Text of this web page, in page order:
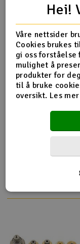
Raketter
Solenergi
Verktøy,
XR-302133-S C/F
Flere detaljer
Produktet er
Hei!
Våre nettsider
Cookies brukes
gi oss forståelse
mulighet å
produkter for
til å bruke
oversikt. Les mer